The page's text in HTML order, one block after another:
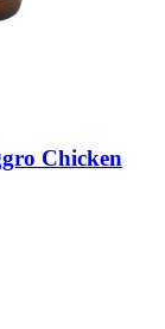
Chicken